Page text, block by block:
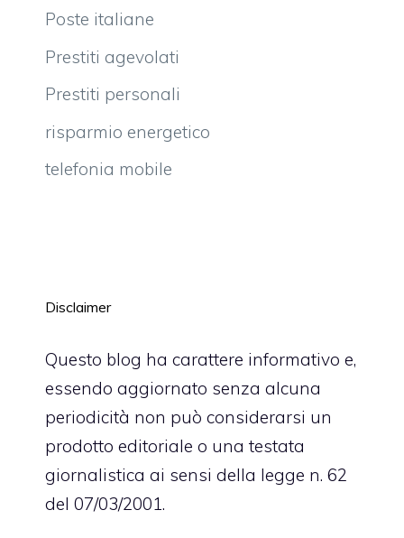
Poste italiane
Prestiti agevolati
Prestiti personali
risparmio energetico
telefonia mobile
Disclaimer
Questo blog ha carattere informativo e,
essendo aggiornato senza alcuna
periodicità non può considerarsi un
prodotto editoriale o una testata
giornalistica ai sensi della legge n. 62
del 07/03/2001.